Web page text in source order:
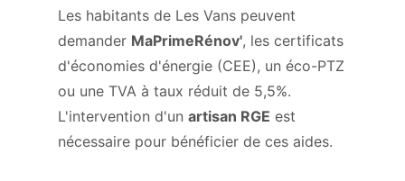
Les habitants de Les Vans peuvent
demander MaPrimeRénov', les certificats
d'économies d'énergie (CEE), un éco-PTZ
ou une TVA à taux réduit de 5,5%.
L'intervention d'un artisan RGE est
nécessaire pour bénéficier de ces aides.